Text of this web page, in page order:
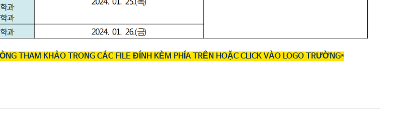
THAM KHẢO TRONG CÁC FILE ĐÍNH KÈM PHÍA TRÊN HOẶC CLICK VÀO LOGO TRƯỜNG*